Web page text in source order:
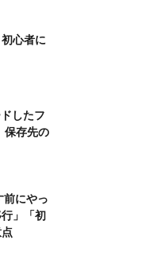
心者に
したフ
保存先の
にやっ
」「初